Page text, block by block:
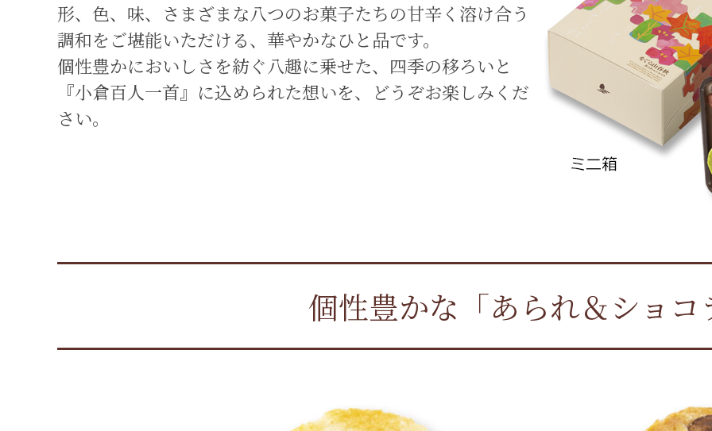
形、色、味、さまざまな八つのお菓子たちの甘辛く溶け合う
調和をご堪能いただける、華やかなひと品です。
個性豊かにおいしさを紡ぐ八趣に乗せた、四季の移ろいと
『小倉百人一首』に込められた想いを、どうぞお楽しみくだ
さい。
個性豊かな「あられ＆ショコ